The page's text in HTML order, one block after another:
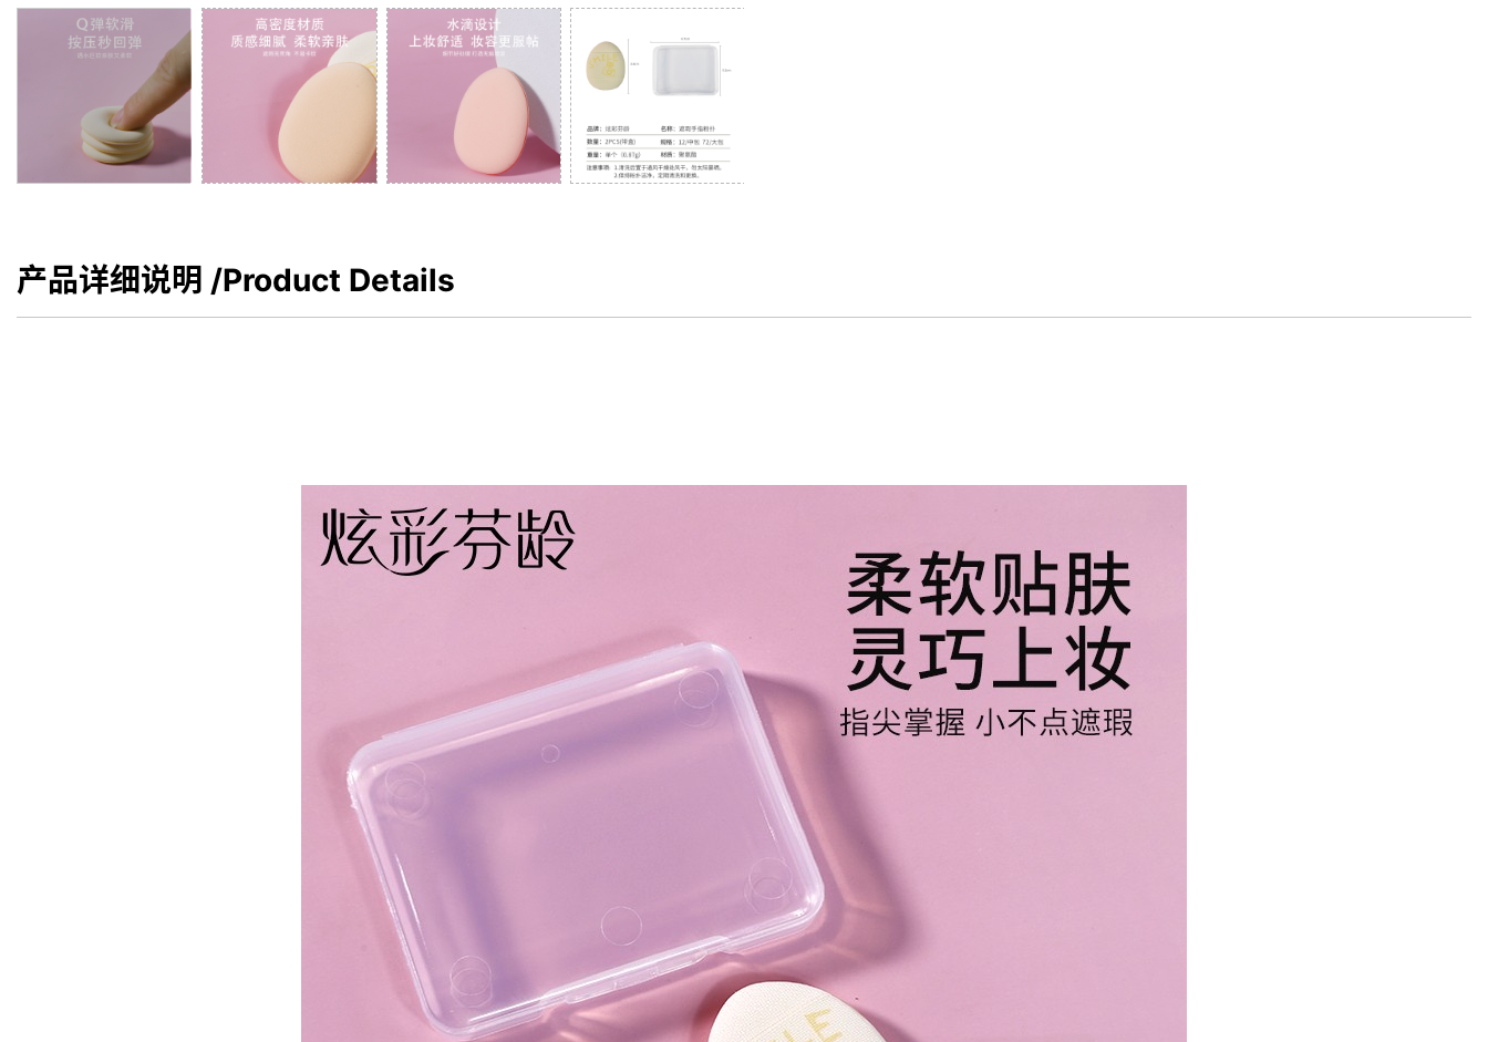
产品详细说明 /Product Details